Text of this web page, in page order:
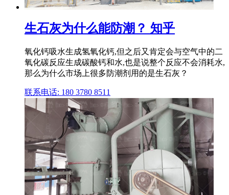
生石灰为什么能防潮？ 知乎
氧化钙吸水生成氢氧化钙,但之后又肯定会与空气中的二
氧化碳反应生成碳酸钙和水,也是说整个反应不会消耗水,
那么为什么市场上很多防潮剂用的是生石灰？
联系电话: 180 3780 8511